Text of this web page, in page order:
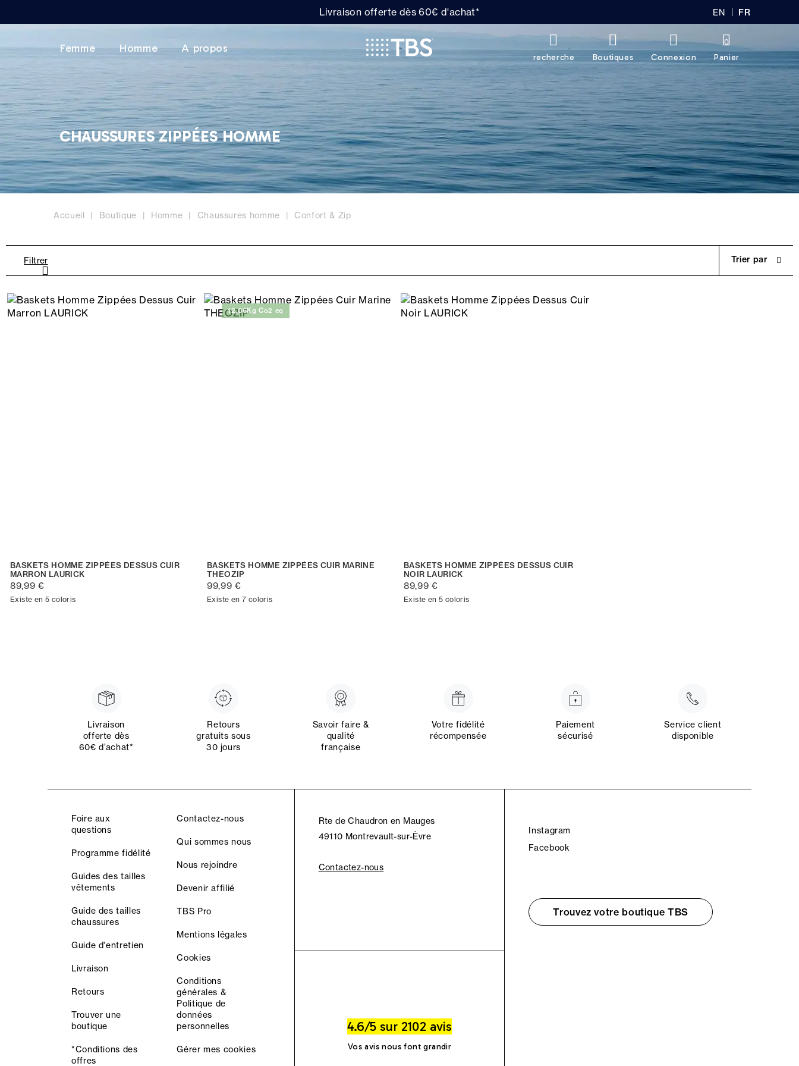
Livraison offerte dès 60€ d'achat* EN FR
S
Femme Homme A propos
recherche Boutiques Connexion Panier
0
CHAUSSURES ZIPPÉES HOMME
Accueil Boutique Homme Chaussures homme Confort & Zip
Filtrer Trier par
BASKETS HOMME ZIPPÉES DESSUS CUIR
MARRON LAURICK
89,99 €
Existe en 5 coloris
12,06Kg Co2 eq
BASKETS HOMME ZIPPÉES CUIR MARINE
THEOZIP
99,99 €
Existe en 7 coloris
BASKETS HOMME ZIPPÉES DESSUS CUIR
NOIR LAURICK
89,99 €
Existe en 5 coloris
Livraison
offerte dès
60€ d’achat*
Retours
gratuits sous
30 jours
Savoir faire &
qualité
française
Votre fidélité
récompensée
Paiement
sécurisé
Service client
disponible
Foire aux
questions
Programme fidélité
Guides des tailles
vêtements
Guide des tailles
chaussures
Guide d'entretien
Livraison
Retours
Trouver une
boutique
*Conditions des
offres
Contactez-nous
Qui sommes nous
Nous rejoindre
Devenir affilié
TBS Pro
Mentions légales
Cookies
Conditions
générales &
Politique de
données
personnelles
Gérer mes cookies
Rte de Chaudron en Mauges
49110 Montrevault-sur-Èvre
Contactez-nous
4.6/5 sur 2102 avis
Vos avis nous font grandir
Instagram
Facebook
Trouvez votre boutique TBS